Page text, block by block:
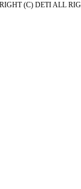
(C) DETI ALL